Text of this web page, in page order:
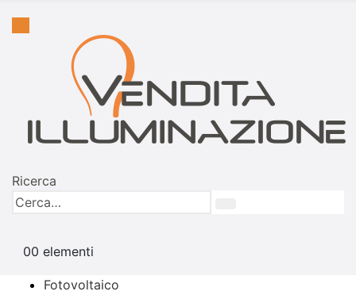
Ricerca
00 elementi
Fotovoltaico